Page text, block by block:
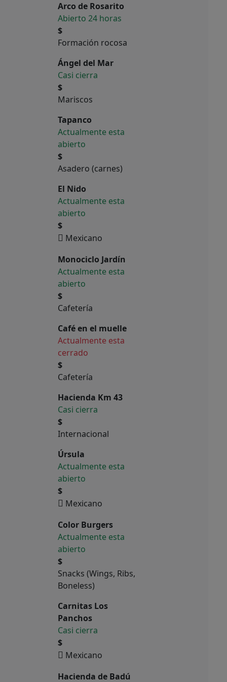
Arco de Rosarito
Abierto 24 horas
$
Formación rocosa
Ángel del Mar
Casi cierra
$
Mariscos
Tapanco
Actualmente esta
abierto
$
Asadero (carnes)
El Nido
Actualmente esta
abierto
$
Mexicano
Monociclo Jardín
Actualmente esta
abierto
$
Cafetería
Café en el muelle
Actualmente esta
cerrado
$
Cafetería
Hacienda Km 43
Casi cierra
$
Internacional
Úrsula
Actualmente esta
abierto
$
Mexicano
Color Burgers
Actualmente esta
abierto
$
Snacks (Wings, Ribs,
Boneless)
Carnitas Los
Panchos
Casi cierra
$
Mexicano
Hacienda de Badú